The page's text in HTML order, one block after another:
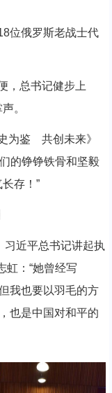
位俄罗斯老战士代
总书记健步上
。
为鉴 共创未来》
的铮铮铁骨和坚毅
存！”
近平总书记讲起执
虹：“她曾经写
我也要以羽毛的方
也是中国对和平的